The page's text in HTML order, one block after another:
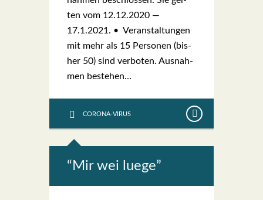
ten vom 12.12.2020 —
17.1.2021. • Ver­an­stal­tun­gen
mit mehr als 15 Per­so­nen (bis­
her 50) sind ver­bo­ten. Aus­nah­
men bestehen…
CORONA-VIRUS
“Mir wei lue­ge”